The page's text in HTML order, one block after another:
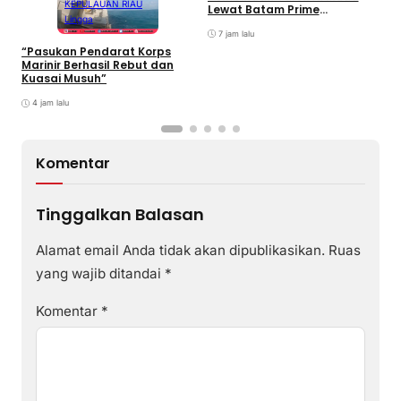
KEPULAUAN RIAU
Lingga
“Pasukan Pendarat Korps
Marinir Berhasil Rebut dan
Kuasai Musuh”
4 jam lalu
Lewat Batam Prime
Football sebagai Festival
7 jam lalu
Komentar
Tinggalkan Balasan
Alamat email Anda tidak akan dipublikasikan. Ruas
yang wajib ditandai *
Komentar *